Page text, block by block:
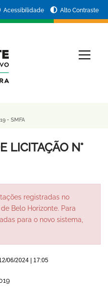
Acessibilidade Alto Contraste
- SMFA
LICITAÇÃO N°
registradas no
Belo Horizonte. Para
para o novo sistema,
06/2024 | 17:05